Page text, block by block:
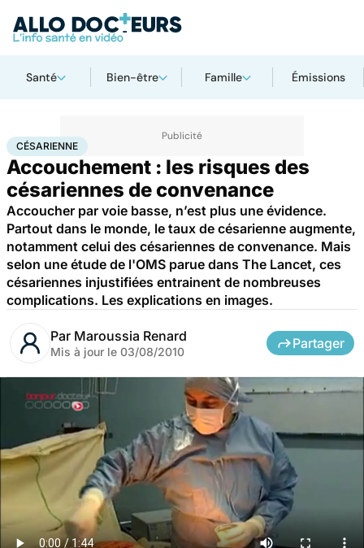
Santé Bien-être Famille Émissions
AccueilFamille Grossesse Césarienne
CÉSARIENNE
Accouchement : les risques des
césariennes de convenance
Accoucher par voie basse, n’est plus une évidence.
Partout dans le monde, le taux de césarienne augmente,
notamment celui des césariennes de convenance. Mais
selon une étude de l'OMS parue dans The Lancet, ces
césariennes injustifiées entrainent de nombreuses
complications. Les explications en images.
Par Maroussia Renard
Mis à jour le 03/08/2010
Partager